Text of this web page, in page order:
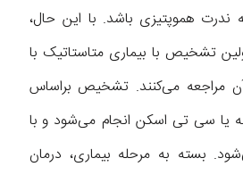
هموپتیزی باشد. با این حال،
تشخیص با بیماری متاستاتیک با
آن مراجعه می‌کنند. تشخیص براساس
یا سی تی اسکن انجام می‌شود و با
بسته به مرحله بیماری، درمان